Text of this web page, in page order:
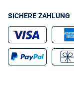
SICHERE ZAHLUNG